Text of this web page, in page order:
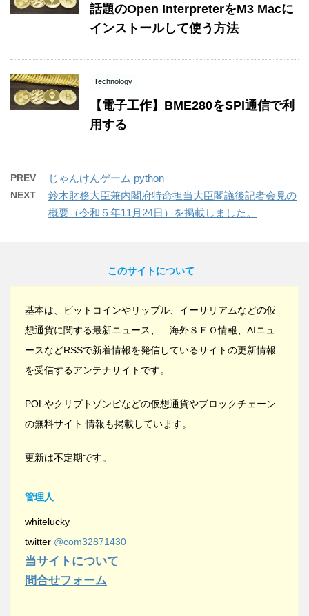
話題のOpen InterpreterをM3 Macに
インストールして使う方法
Technology
【電子工作】BME280をSPI通信で利
用する
PREV じゃんけんゲーム python
NEXT
鈴木財務大臣兼内閣府特命担当大臣閣議後記者会見の
概要（令和５年11月24日）を掲載しました。
このサイトについて
基本は、ビットコインやリップル、イーサリアムなどの仮
想通貨に関する最新ニュース、 海外ＳＥＯ情報、AIニュ
ースなどRSSで新着情報を発信しているサイトの更新情報
を受信するアンテナサイトです。
POLやクリプトゾンビなどの仮想通貨やブロックチェーン
の無料サイト 情報も掲載しています。
更新は不定期です。
管理人
whitelucky
twitter @com32871430
当サイトについて
問合せフォーム